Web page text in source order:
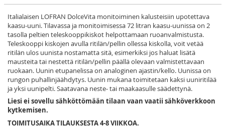
Italialaisen LOFRAN DolceVita monitoiminen kalusteisiin upotettava
kaasu-uuni. Tilavassa ja monitoimisessa 72 litran kaasu-uunissa on 2
tasolla peltien teleskooppikiskot helpottamaan ruoanvalmistusta.
Teleskooppi kiskojen avulla ritilän/pellin ollessa kiskolla, voit vetää
ritilän ulos uunista nostamatta sitä, esimerkiksi jos haluat lisätä
mausteita tai nestettä ritilän/pellin päällä olevaan valmistettavaan
ruokaan. Uunin etupanelissa on analoginen ajastin/kello. Uunissa on
rungon puhallinjäähdytys. Uunin mukana toimitetaan kaksi uuniritilää
ja yksi uunipelti. Saatavana neste- tai maakaasulle säädettynä.
Liesi ei sovellu sähköttömään tilaan vaan vaatii sähköverkkoon
kytkemisen.
TOIMITUSAIKA TILAUKSESTA 4-8 VIIKKOA.